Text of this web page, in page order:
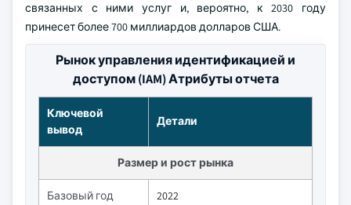
связанных с ними услуг и, вероятно, к 2030 году
принесет более 700 миллиардов долларов США.
Рынок управления идентификацией и
доступом (IAM) Атрибуты отчета
Ключевой
вывод
Детали
Размер и рост рынка
Базовый год 2022